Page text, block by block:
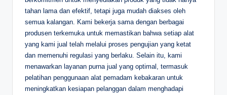
tahan lama dan efektif, tetapi juga mudah diakses oleh
semua kalangan. Kami bekerja sama dengan berbagai
produsen terkemuka untuk memastikan bahwa setiap alat
yang kami jual telah melalui proses pengujian yang ketat
dan memenuhi regulasi yang berlaku. Selain itu, kami
menawarkan layanan purna jual yang optimal, termasuk
pelatihan penggunaan alat pemadam kebakaran untuk
meningkatkan kesiapan pelanggan dalam menghadapi